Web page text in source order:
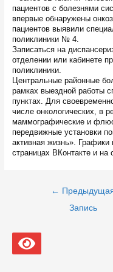
пациентов с болезнями
впервые обнаружены
пациентов выявили
поликлиники № 4.
Записаться на
отделении или кабинете
поликлиники.
Центральные районные
рамках выездной работы
пунктах. Для
числе онкологических, в
маммографические и
передвижные установки
активная жизнь».
страницах ВКонтакте и на
Навигация
←
Запись